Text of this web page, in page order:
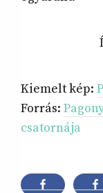
Kiemelt kép:
Forrás:
csatornája